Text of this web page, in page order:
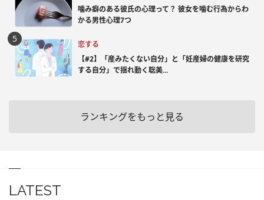
噛み癖のある彼氏の心理って？ 彼女を噛む行為からわ
かる男性心理7つ
恋する
【#2】「産みたくない自分」と「妊産婦の健康を研究
する自分」で揺れ動く聡美...
ランキングをもっと見る
LATEST